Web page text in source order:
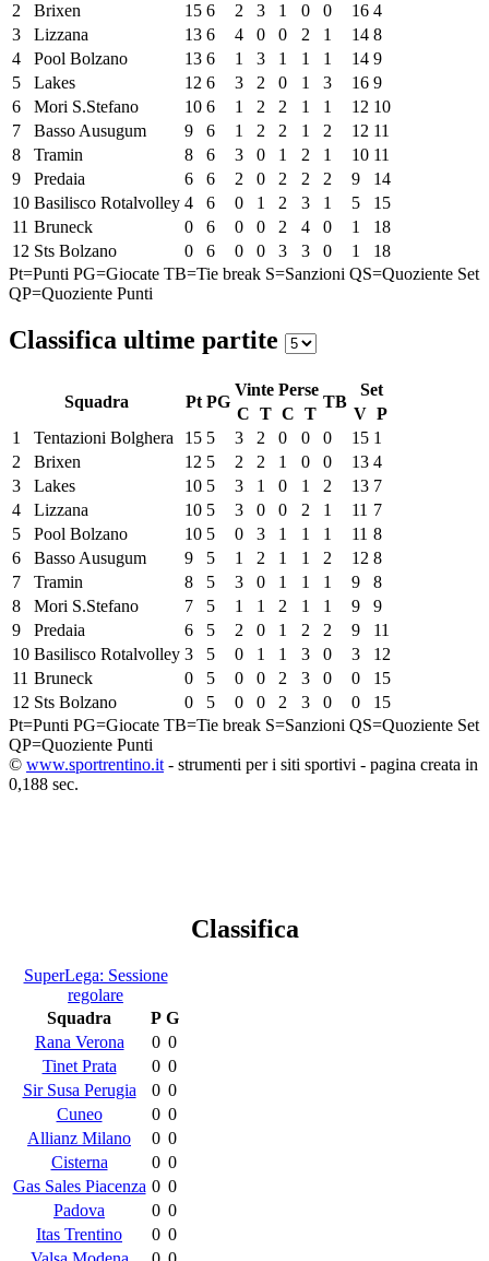
2
Brixen 15 6 2 3 1 0 0 16 4
3
Lizzana 13 6 4 0 0 2 1 14 8
4
Pool Bolzano 13 6 1 3 1 1 1 14 9
5
Lakes 12 6 3 2 0 1 3 16 9
6
Mori S.Stefano 10 6 1 2 2 1 1 12 10
7
Basso Ausugum 9 6 1 2 2 1 2 12 11
8
Tramin 8 6 3 0 1 2 1 10 11
9
Predaia 6 6 2 0 2 2 2 9
14
10 Basilisco Rotalvolley 4 6 0 1 2 3 1 5
15
11 Bruneck 0 6 0 0 2 4 0 1
18
12 Sts Bolzano 0 6 0 0 3 3 0 1
18
Pt=Punti PG=Giocate TB=Tie break S=Sanzioni QS=Quoziente Set
QP=Quoziente Punti
Classifica ultime partite
Squadra Pt PG
Vinte Perse
TB
Set
C T C T V P
1
Tentazioni Bolghera 15 5 3 2 0 0 0 15 1
2
Brixen 12 5 2 2 1 0 0 13 4
3
Lakes 10 5 3 1 0 1 2 13 7
4
Lizzana 10 5 3 0 0 2 1 11 7
5
Pool Bolzano 10 5 0 3 1 1 1 11 8
6
Basso Ausugum 9 5 1 2 1 1 2 12 8
7
Tramin 8 5 3 0 1 1 1 9
8
8
Mori S.Stefano 7 5 1 1 2 1 1 9
9
9
Predaia 6 5 2 0 1 2 2 9
11
10 Basilisco Rotalvolley 3 5 0 1 1 3 0 3
12
11 Bruneck 0 5 0 0 2 3 0 0
15
12 Sts Bolzano 0 5 0 0 2 3 0 0
15
Pt=Punti PG=Giocate TB=Tie break S=Sanzioni QS=Quoziente Set
QP=Quoziente Punti
© www.sportrentino.it - strumenti per i siti sportivi - pagina creata in
0,188 sec.
Classifica
SuperLega: Sessione
regolare
Squadra
P G
Rana Verona
0 0
Tinet Prata
0 0
Sir Susa Perugia
0 0
Cuneo
0 0
Allianz Milano
0 0
Cisterna
0 0
Gas Sales Piacenza 0 0
Padova
0 0
Itas Trentino
0 0